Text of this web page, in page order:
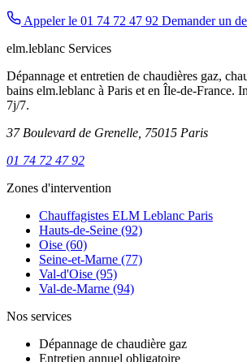
Appeler le 01 74 72 47 92 Demander un
elm.leblanc Services
Dépannage et entretien de chaudières gaz,
bains elm.leblanc à Paris et en Île-de-France.
7j/7.
37 Boulevard de Grenelle, 75015 Paris
01 74 72 47 92
Zones d'intervention
Chauffagistes ELM Leblanc Paris
Hauts-de-Seine (92)
Oise (60)
Seine-et-Marne (77)
Val-d'Oise (95)
Val-de-Marne (94)
Nos services
Dépannage de chaudière gaz
Entretien annuel obligatoire